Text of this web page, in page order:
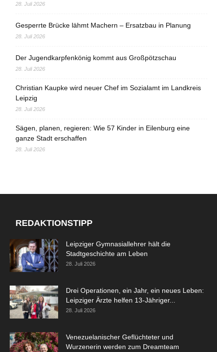
28. Juli 2026
Gesperrte Brücke lähmt Machern – Ersatzbau in Planung
28. Juli 2026
Der Jugendkarpfenkönig kommt aus Großpötzschau
28. Juli 2026
Christian Kaupke wird neuer Chef im Sozialamt im Landkreis
Leipzig
28. Juli 2026
Sägen, planen, regieren: Wie 57 Kinder in Eilenburg eine
ganze Stadt erschaffen
28. Juli 2026
REDAKTIONSTIPP
Leipziger Gymnasiallehrer hält die
Stadtgeschichte am Leben
28. Juli 2026
Drei Operationen, ein Jahr, ein neues Leben:
Leipziger Ärzte helfen 13-Jähriger...
28. Juli 2026
Venezuelanischer Geflüchteter und
Wurzenerin werden zum Dreamteam